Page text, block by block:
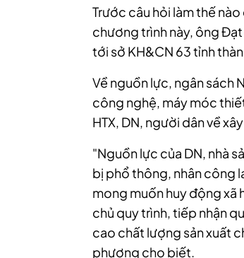
Trước câu hỏi làm thế
chương trình này, ông
tới sở KH&CN 63 tỉnh
Về nguồn lực, ngân sách
công nghệ, máy móc
HTX, DN, người dân về
"Nguồn lực của DN, nhà
bị phổ thông, nhân công
mong muốn huy động xã
chủ quy trình, tiếp nhận
cao chất lượng sản xuất
phương cho biết.